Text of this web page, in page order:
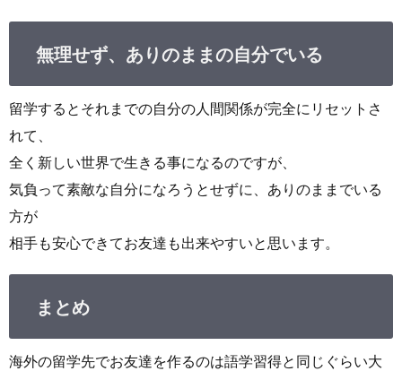
無理せず、ありのままの自分でいる
留学するとそれまでの自分の人間関係が完全にリセットさ
れて、
全く新しい世界で生きる事になるのですが、
気負って素敵な自分になろうとせずに、ありのままでいる
方が
相手も安心できてお友達も出来やすいと思います。
まとめ
海外の留学先でお友達を作るのは語学習得と同じぐらい大